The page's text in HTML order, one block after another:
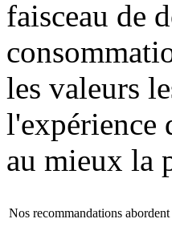
faisceau de
les valeurs
l'expérience
au mieux la
Nos recommandations